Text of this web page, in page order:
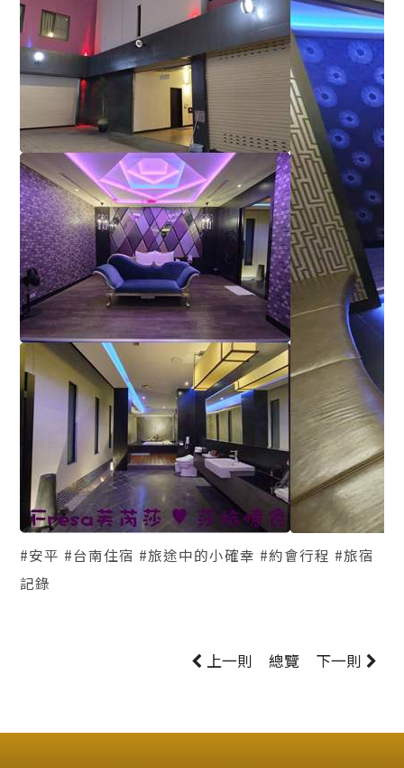
#安平 #台南住宿 #旅途中的小確幸 #約會行程 #旅宿
記錄
上一則 總覽 下一則